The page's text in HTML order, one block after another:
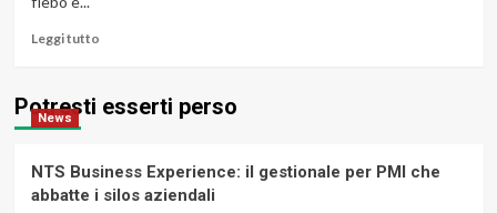
Leggi tuttoLeggi
su
Flebo
iniezioni
a
domicilio:
Potresti esserti perso
News
NTS Business Experience: il gestionale per PMI che
abbatte i silos aziendali